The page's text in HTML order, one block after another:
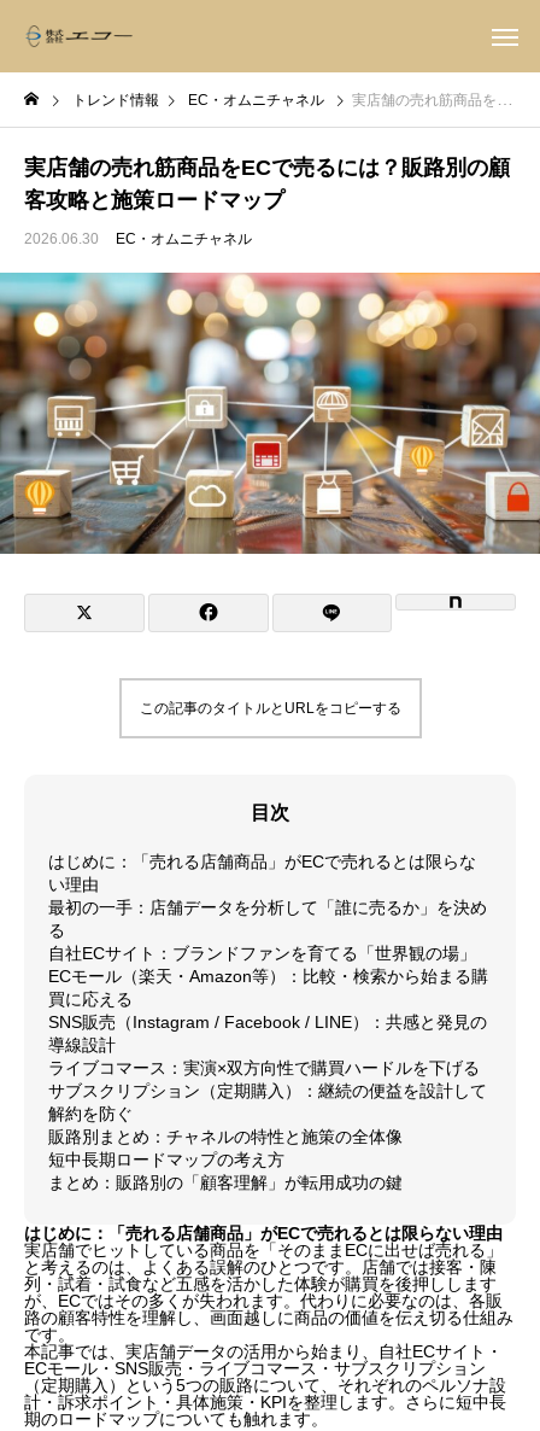
トレンド情報 EC・オムニチャネル 実店舗の売れ筋商品をECで売るには？販路別の顧客攻略と施策ロードマップ
実店舗の売れ筋商品をECで売るには？販路別の顧
客攻略と施策ロードマップ
2026.06.30 EC・オムニチャネル
この記事のタイトルとURLをコピーする
目次
はじめに：「売れる店舗商品」がECで売れるとは限らな
い理由
最初の一手：店舗データを分析して「誰に売るか」を決め
る
自社ECサイト：ブランドファンを育てる「世界観の場」
ECモール（楽天・Amazon等）：比較・検索から始まる購
買に応える
SNS販売（Instagram / Facebook / LINE）：共感と発見の
導線設計
ライブコマース：実演×双方向性で購買ハードルを下げる
サブスクリプション（定期購入）：継続の便益を設計して
解約を防ぐ
販路別まとめ：チャネルの特性と施策の全体像
短中長期ロードマップの考え方
まとめ：販路別の「顧客理解」が転用成功の鍵
はじめに：「売れる店舗商品」がECで売れるとは限らない理由
実店舗でヒットしている商品を「そのままECに出せば売れる」
と考えるのは、よくある誤解のひとつです。店舗では接客・陳
列・試着・試食など五感を活かした体験が購買を後押しします
が、ECではその多くが失われます。代わりに必要なのは、各販
路の顧客特性を理解し、画面越しに商品の価値を伝え切る仕組み
です。
本記事では、実店舗データの活用から始まり、自社ECサイト・
ECモール・SNS販売・ライブコマース・サブスクリプション
（定期購入）という5つの販路について、それぞれのペルソナ設
計・訴求ポイント・具体施策・KPIを整理します。さらに短中長
期のロードマップについても触れます。